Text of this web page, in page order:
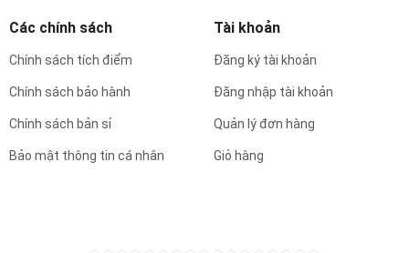
Các chính sách
Chính sách tích điểm
Chính sách bảo hành
Chính sách bản sỉ
Bảo mật thông tin cá nhân
Tài khoản
Đăng ký tài khoản
Đăng nhập tài khoản
Quản lý đơn hàng
Giỏ hàng